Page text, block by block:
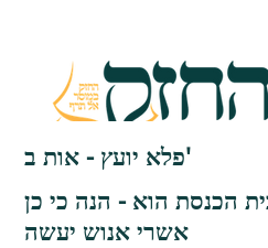
פלא יועץ - אות ב'
הכנסת הוא - הנה כי כן
אשרי אנוש יעשה